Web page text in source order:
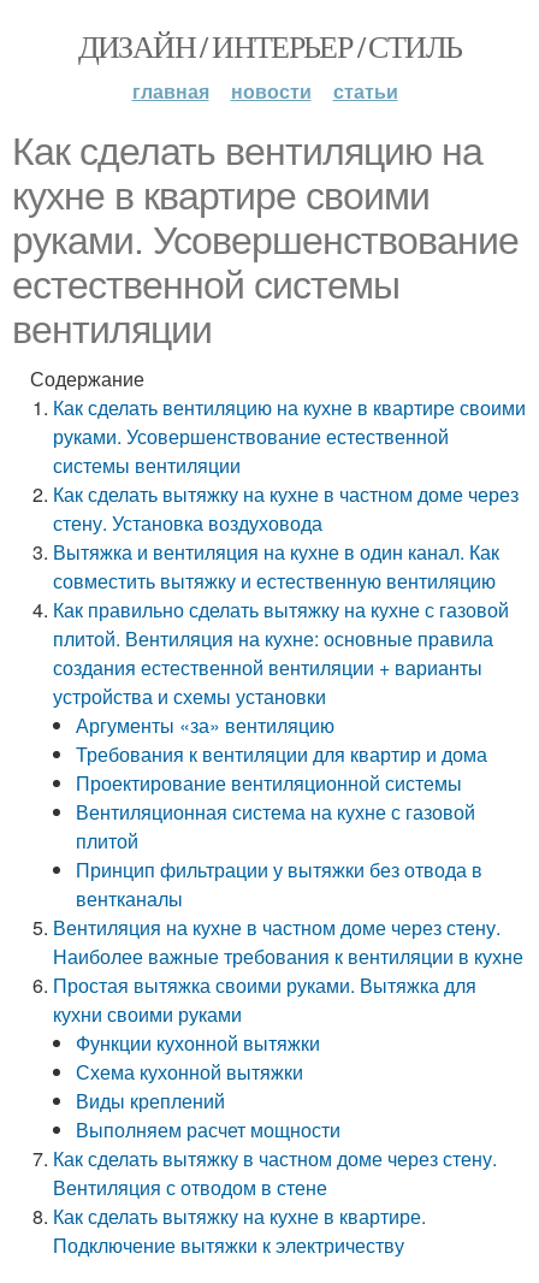
ДИЗАЙН / ИНТЕРЬЕР / СТИЛЬ
главная новости статьи
Как сделать вентиляцию на
кухне в квартире своими
руками. Усовершенствование
естественной системы
вентиляции
Содержание
Как сделать вентиляцию на кухне в квартире своими
руками. Усовершенствование естественной
системы вентиляции
Как сделать вытяжку на кухне в частном доме через
стену. Установка воздуховода
Вытяжка и вентиляция на кухне в один канал. Как
совместить вытяжку и естественную вентиляцию
Как правильно сделать вытяжку на кухне с газовой
плитой. Вентиляция на кухне: основные правила
создания естественной вентиляции + варианты
устройства и схемы установки
Аргументы «за» вентиляцию
Требования к вентиляции для квартир и дома
Проектирование вентиляционной системы
Вентиляционная система на кухне с газовой
плитой
Принцип фильтрации у вытяжки без отвода в
вентканалы
Вентиляция на кухне в частном доме через стену.
Наиболее важные требования к вентиляции в кухне
Простая вытяжка своими руками. Вытяжка для
кухни своими руками
Функции кухонной вытяжки
Схема кухонной вытяжки
Виды креплений
Выполняем расчет мощности
Как сделать вытяжку в частном доме через стену.
Вентиляция с отводом в стене
Как сделать вытяжку на кухне в квартире.
Подключение вытяжки к электричеству